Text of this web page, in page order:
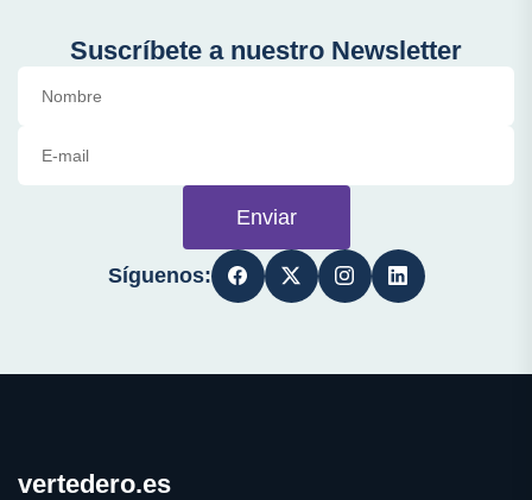
Suscríbete a nuestro Newsletter
Enviar
Síguenos:
vertedero.es